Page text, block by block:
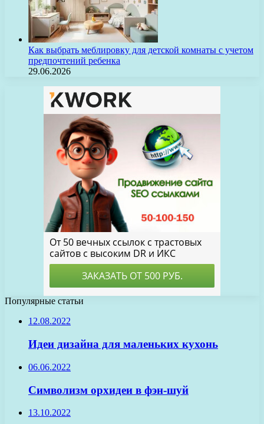
Как выбрать меблировку для детской комнаты с учетом
предпочтений ребенка
29.06.2026
Популярные статьи
12.08.2022
Идеи дизайна для маленьких кухонь
06.06.2022
Символизм орхидеи в фэн-шуй
13.10.2022